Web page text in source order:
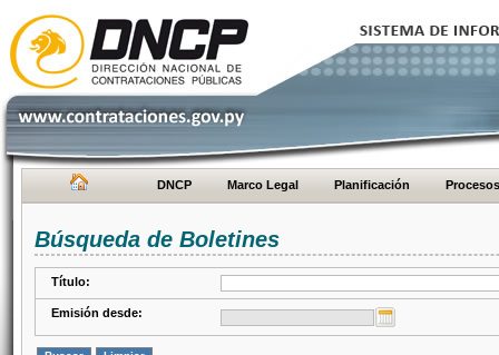
DNCP Marco Legal Planificación Procesos
Búsqueda de Boletines
Título:
Emisión desde: